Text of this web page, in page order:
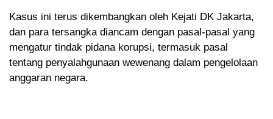
Kasus ini terus dikembangkan oleh Kejati DK Jakarta,
dan para tersangka diancam dengan pasal-pasal yang
mengatur tindak pidana korupsi, termasuk pasal
tentang penyalahgunaan wewenang dalam pengelolaan
anggaran negara.